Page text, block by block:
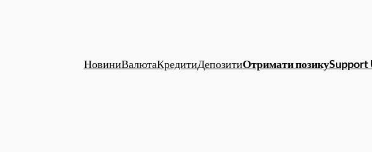
НовиниВалютаКредитиДепозитиОтримати позикуSupport